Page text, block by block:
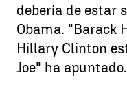
debería de estar
Obama. "Barack
Hillary Clinton
Joe" ha apuntado.